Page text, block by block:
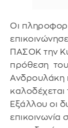
Οι
ΠΑΣΟΚ την
πρόθεση του
Ανδρουλάκη
Εξάλλου οι
επικοινωνία